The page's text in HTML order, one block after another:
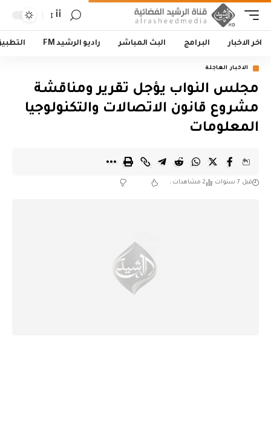
أأ
اخر الاخبار البرامج البث المباشر راديو الرشيد FM
الاخبار العاجلة
مجلس النواب يؤجل تقرير ومناقشة
مشروع قانون الاتصالات والتكنولوجيا
المعلومات
قبل 7 سنوات 2 مشاهدات